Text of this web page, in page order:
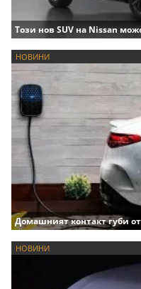
Този нов SUV на Nissan
НОВИНИ
Домашният контакт губи
НОВИНИ